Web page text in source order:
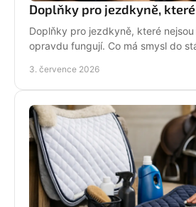
Doplňky pro jezdkyně,
Doplňky pro jezdkyně, které
opravdu fungují. Co má smysl do
3. července 2026